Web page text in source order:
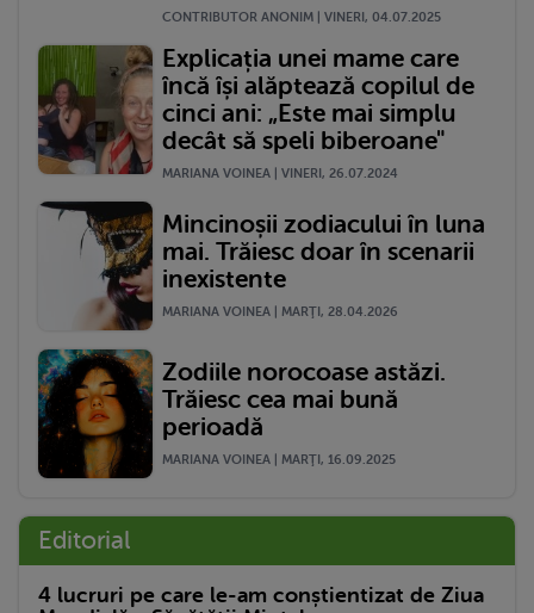
CONTRIBUTOR ANONIM | VINERI, 04.07.2025
Explicația unei mame care
încă își alăptează copilul de
cinci ani: „Este mai simplu
decât să speli biberoane"
MARIANA VOINEA | VINERI, 26.07.2024
Mincinoșii zodiacului în luna
mai. Trăiesc doar în scenarii
inexistente
MARIANA VOINEA | MARŢI, 28.04.2026
Zodiile norocoase astăzi.
Trăiesc cea mai bună
perioadă
MARIANA VOINEA | MARŢI, 16.09.2025
Editorial
4 lucruri pe care le-am conștientizat de Ziua